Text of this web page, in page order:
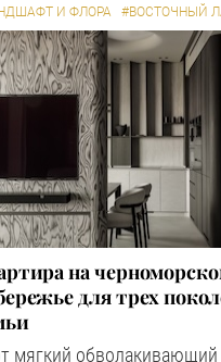
И ФЛОРА #ВОСТОЧНЫЙ
на
для трех
мягкий обволакивающий